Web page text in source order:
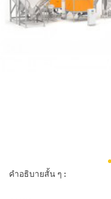
คำอธิบายสั้น ๆ :